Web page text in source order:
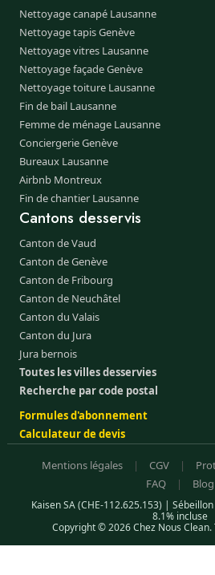
Nettoyage canapé Lausanne
Nettoyage tapis Genève
Nettoyage vitres Lausanne
Nettoyage façade Genève
Nettoyage toiture Lausanne
Fin de bail Lausanne
Femme de ménage Lausanne
Conciergerie Genève
Bureaux Lausanne
Airbnb Montreux
Fin de chantier Lausanne
Cantons desservis
Canton de Vaud
Canton de Genève
Canton de Fribourg
Canton de Neuchâtel
Canton du Valais
Canton du Jura
Jura bernois
Toutes les villes desservies
Recherche par code postal
Formules d'abonnement
Calculateur de devis
Mentions légales | CGV |
FAQ
| Blog
Kaisen SA (CHE-112.625.153) |
8.1% incluse
Copyright © 2026 Chez Nous